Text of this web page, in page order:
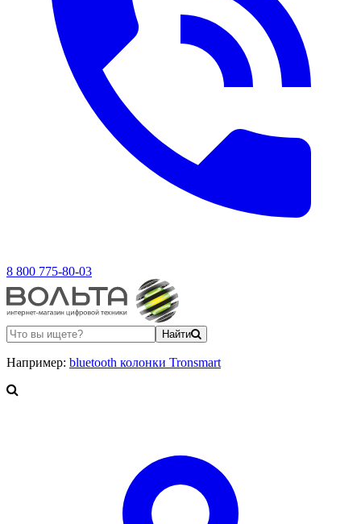
8 800 775-80-03
Найти
Например: bluetooth колонки Tronsmart